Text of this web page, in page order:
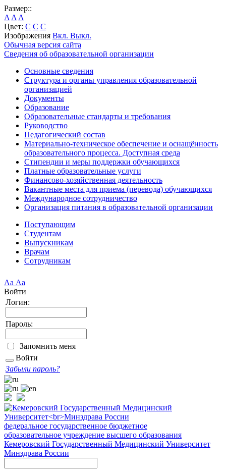
Размер::
A A A
Цвет: C C C
Изображения Вкл. Выкл.
Обычная версия сайта
Сведения об образовательной организации
Основные сведения
Структура и органы управления образовательной
организацией
Документы
Образование
Образовательные стандарты и требования
Руководство
Педагогический состав
Материально-техническое обеспечение и оснащённость
образовательного процесса. Доступная среда
Стипендии и меры поддержки обучающихся
Платные образовательные услуги
Финансово-хозяйственная деятельность
Вакантные места для приема (перевода) обучающихся
Международное сотрудничество
Организация питания в образовательной организации
Поступающим
Студентам
Выпускникам
Врачам
Сотрудникам
Аа Аа
Войти
Логин:
Пароль:
Запомнить меня
Войти
Забыли пароль?
федеральное государственное бюджетное
образовательное учреждение высшего образования
Кемеровский Государственный Медицинский Университет
Минздрава России